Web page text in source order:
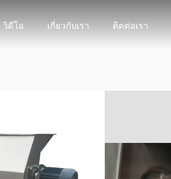
วิดีโอ เกี่ยวกับเรา ติดต่อเรา